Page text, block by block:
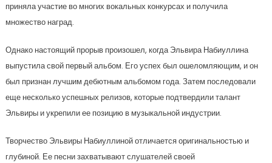
приняла участие во многих вокальных конкурсах и получила
множество наград.
Однако настоящий прорыв произошел, когда Эльвира Набиуллина
выпустила свой первый альбом. Его успех был ошеломляющим, и он
был признан лучшим дебютным альбомом года. Затем последовали
еще несколько успешных релизов, которые подтвердили талант
Эльвиры и укрепили ее позицию в музыкальной индустрии.
Творчество Эльвиры Набиуллиной отличается оригинальностью и
глубиной. Ее песни захватывают слушателей своей